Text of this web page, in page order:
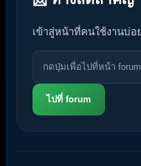
เข้าสู่หน้าที่คนใช้งานบ่อ
ไปที่ forum